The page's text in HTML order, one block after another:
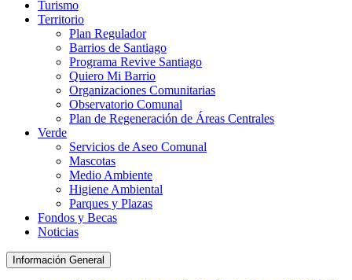
Turismo
Territorio
Plan Regulador
Barrios de Santiago
Programa Revive Santiago
Quiero Mi Barrio
Organizaciones Comunitarias
Observatorio Comunal
Plan de Regeneración de Áreas Centrales
Verde
Servicios de Aseo Comunal
Mascotas
Medio Ambiente
Higiene Ambiental
Parques y Plazas
Fondos y Becas
Noticias
Información General